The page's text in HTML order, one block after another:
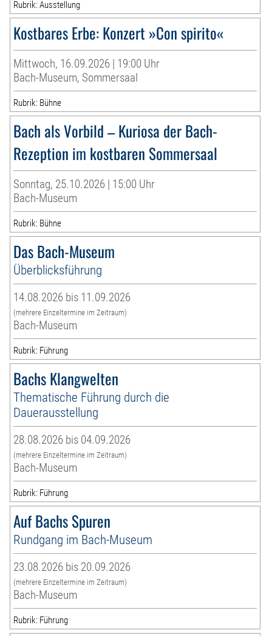
Rubrik: Ausstellung
Kostbares Erbe: Konzert »Con spirito«
Mittwoch, 16.09.2026 | 19:00 Uhr
Bach-Museum, Sommersaal
Rubrik: Bühne
Bach als Vorbild – Kuriosa der Bach-
Rezeption im kostbaren Sommersaal
Sonntag, 25.10.2026 | 15:00 Uhr
Bach-Museum
Rubrik: Bühne
Das Bach-Museum
Überblicksführung
14.08.2026 bis 11.09.2026
(mehrere Einzeltermine im Zeitraum)
Bach-Museum
Rubrik: Führung
Bachs Klangwelten
Thematische Führung durch die
Dauerausstellung
28.08.2026 bis 04.09.2026
(mehrere Einzeltermine im Zeitraum)
Bach-Museum
Rubrik: Führung
Auf Bachs Spuren
Rundgang im Bach-Museum
23.08.2026 bis 20.09.2026
(mehrere Einzeltermine im Zeitraum)
Bach-Museum
Rubrik: Führung